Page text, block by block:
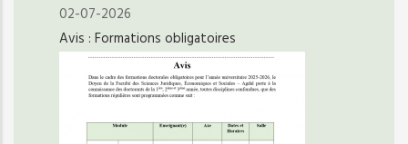
02-07-2026
Avis : Formations obligatoires